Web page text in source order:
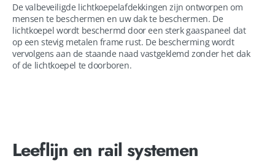
De valbeveiligde lichtkoepelafdekkingen zijn ontworpen om
mensen te beschermen en uw dak te beschermen. De
lichtkoepel wordt beschermd door een sterk gaaspaneel dat
op een stevig metalen frame rust. De bescherming wordt
vervolgens aan de staande naad vastgeklemd zonder het dak
of de lichtkoepel te doorboren.
Leeflijn en rail systemen